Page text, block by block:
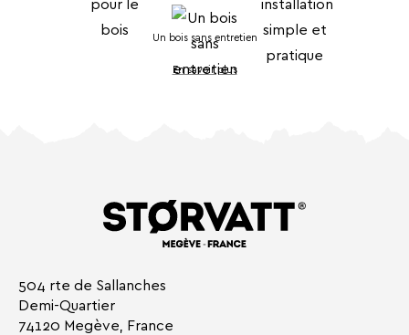
Un bois sans entretien
En savoir plus
504 rte de Sallanches
Demi-Quartier
74120 Megève, France